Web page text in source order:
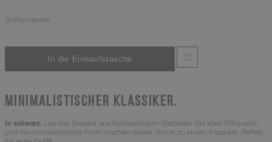
Größentabelle
MINIMALISTISCHER KLASSIKER.
In schwarz. Low-top Sneaker aus hochwertigem Glattleder. Die klare Silhouette
und die minimalistische Form machen diesen Schuh zu einem Klassiker. Perfekt